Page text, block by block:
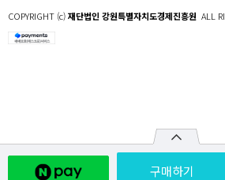
구매하기
COPYRIGHT (c)재단법인 강원특별자치도경제진흥원 ALL